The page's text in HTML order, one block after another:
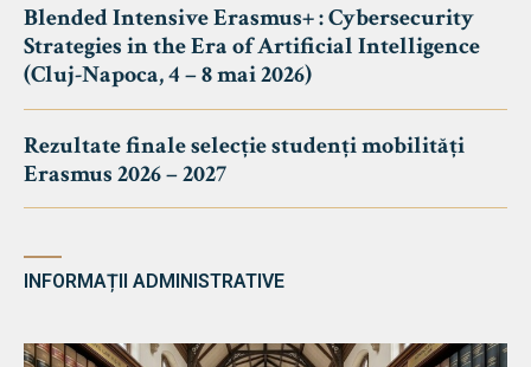
Blended Intensive Erasmus+ : Cybersecurity
Strategies in the Era of Artificial Intelligence
(Cluj-Napoca, 4 – 8 mai 2026)
Rezultate finale selecție studenți mobilități
Erasmus 2026 – 2027
INFORMAȚII ADMINISTRATIVE